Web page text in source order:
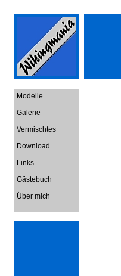
Modelle
Galerie
Vermischtes
Download
Links
Gästebuch
Über mich